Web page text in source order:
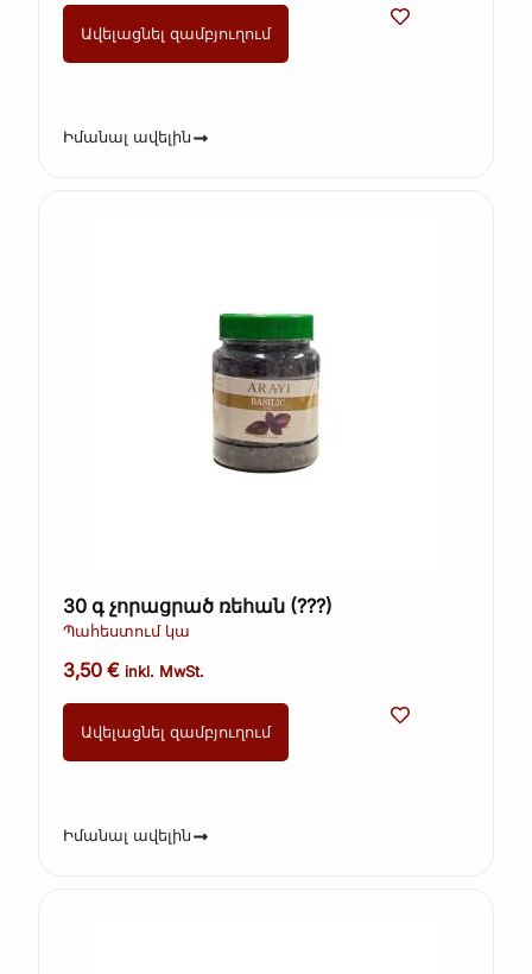
Ավելացնել զամբյուղում
Իմանալ ավելին
30 գ չորացրած ռեհան (???)
Պահեստում կա
3,50€ inkl. MwSt.
Ավելացնել զամբյուղում
Իմանալ ավելին